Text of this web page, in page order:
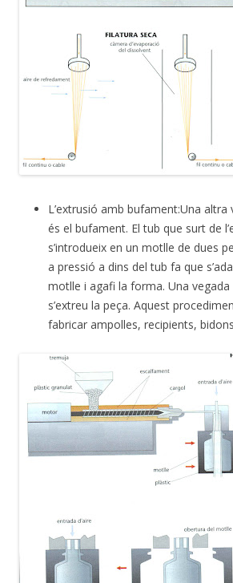
L’extrusió amb bufament:Una altra
és el bufament. El tub que surt de
s’introdueix en un motlle de dues
a pressió a dins del tub fa que
motlle i agafi la forma. Una
s’extreu la peça. Aquest
fabricar ampolles, recipients,